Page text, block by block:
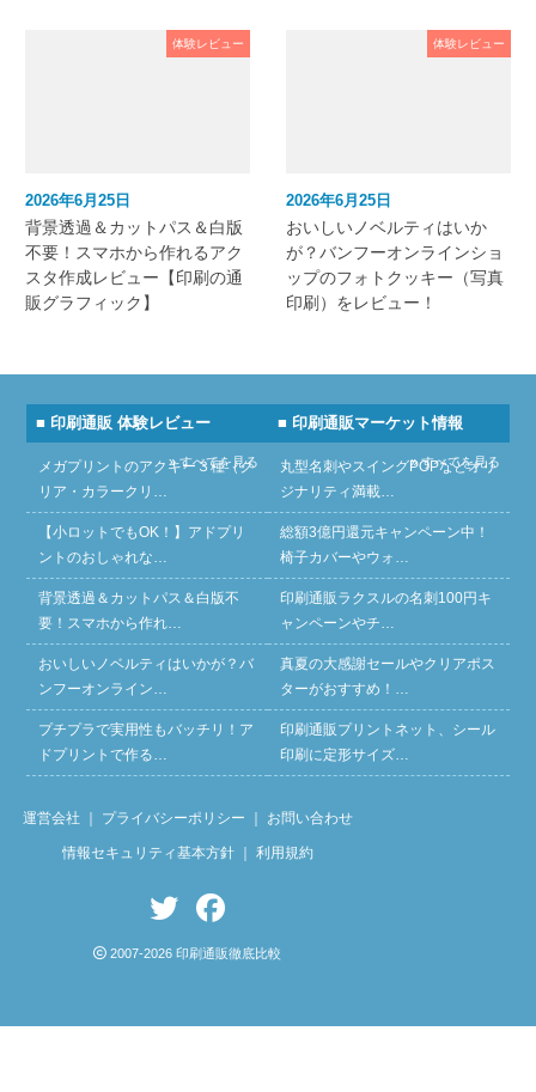
体験レビュー
2026年6月25日
背景透過＆カットパス＆白版
不要！スマホから作れるアク
スタ作成レビュー【印刷の通
販グラフィック】
体験レビュー
2026年6月25日
おいしいノベルティはいか
が？バンフーオンラインショ
ップのフォトクッキー（写真
印刷）をレビュー！
■ 印刷通販 体験レビュー
» すべてを見る
メガプリントのアクキー３種（ク
リア・カラークリ…
【小ロットでもOK！】アドプリ
ントのおしゃれな…
背景透過＆カットパス＆白版不
要！スマホから作れ…
おいしいノベルティはいかが？バ
ンフーオンライン…
プチプラで実用性もバッチリ！ア
ドプリントで作る…
■ 印刷通販マーケット情報
» すべてを見る
丸型名刺やスイングPOPなどオリ
ジナリティ満載…
総額3億円還元キャンペーン中！
椅子カバーやウォ…
印刷通販ラクスルの名刺100円キ
ャンペーンやチ…
真夏の大感謝セールやクリアポス
ターがおすすめ！…
印刷通販プリントネット、シール
印刷に定形サイズ…
運営会社 プライバシーポリシー お問い合わせ
情報セキュリティ基本方針｜ 利用規約
2007-2026 印刷通販徹底比較